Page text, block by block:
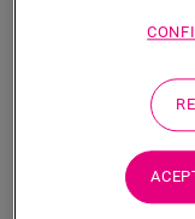
Roble